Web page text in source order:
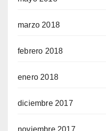
marzo 2018
febrero 2018
enero 2018
diciembre 2017